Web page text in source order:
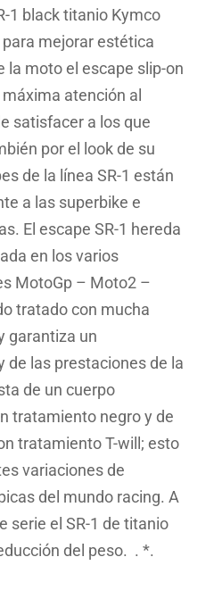
actual
es:
506.64€.
1 black titanio Kymco
mejorar estética
la moto el escape slip-on
atención al
satisfacer a los que
por el look de su
de la lí­nea SR-1 están
a las superbike e
El escape SR-1 hereda
en los varios
MotoGp – Moto2 –
tratado con mucha
garantiza un
de las prestaciones de la
de un cuerpo
tratamiento negro y de
tratamiento T-will; esto
variaciones de
del mundo racing. A
serie el SR-1 de titanio
del peso. . *.